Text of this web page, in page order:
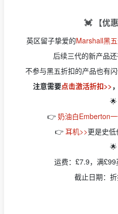
💓 【优惠
英区留子挚爱的Marshall黑
后续三代的新产品还
不参与黑五折扣的产品也有
注意需要点击激活折扣>>
🌟
👉 奶油白Emberton
👉 耳机>>更是史低
🌟
运费：£7.9，满£99
截止日期：